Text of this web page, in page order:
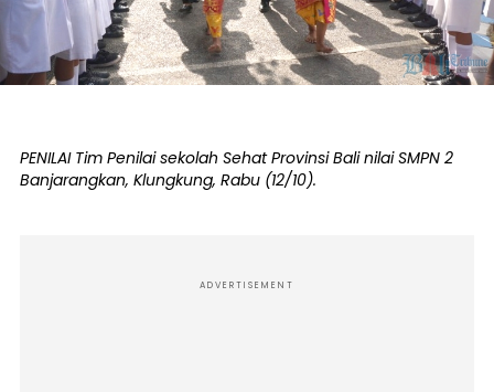
PENILAI Tim Penilai sekolah Sehat Provinsi Bali nilai SMPN 2
Banjarangkan, Klungkung, Rabu (12/10).
ADVERTISEMENT